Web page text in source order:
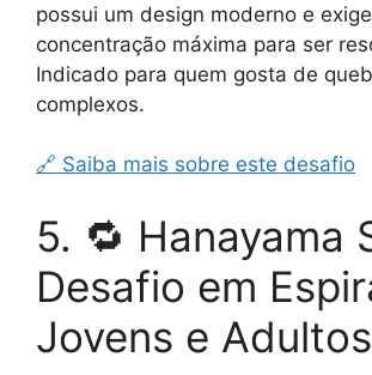
possui um design moderno e exige
concentração máxima para ser
Indicado para quem gosta de
complexos.
🔗 Saiba mais sobre este desafio
5. 🔁 Hanayama
Desafio em
Jovens e Adultos